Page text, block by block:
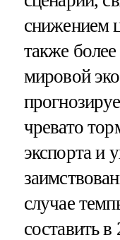
снижением
также
мировой
чревато
экспорта и
случае
составить